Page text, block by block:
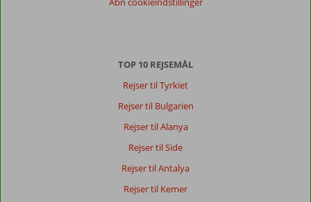
TOP 10 REJSEMÅL
Rejser til Tyrkiet
Rejser til Bulgarien
Rejser til Alanya
Rejser til Side
Rejser til Antalya
Rejser til Kemer